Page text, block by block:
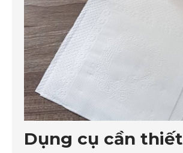
Dụng cụ cần thiết